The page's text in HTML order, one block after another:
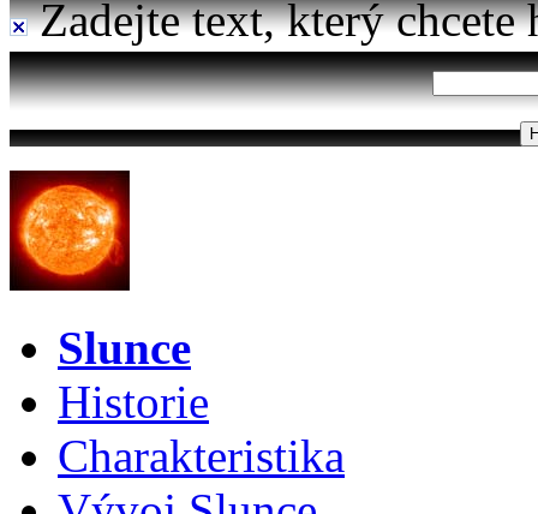
Zadejte text, který chcete
Slunce
Historie
Charakteristika